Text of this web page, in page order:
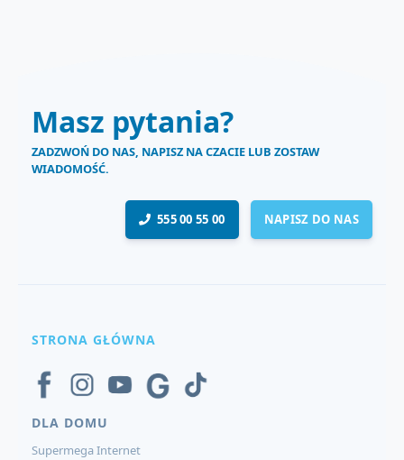
Masz pytania?
ZADZWOŃ DO NAS, NAPISZ NA CZACIE LUB ZOSTAW
WIADOMOŚĆ.
555 00 55 00 NAPISZ DO NAS
STRONA GŁÓWNA
DLA DOMU
Supermega Internet